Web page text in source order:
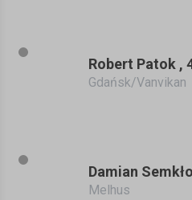
Robert Patok ,
Gdańsk/Vanvikan
Damian
Melhus